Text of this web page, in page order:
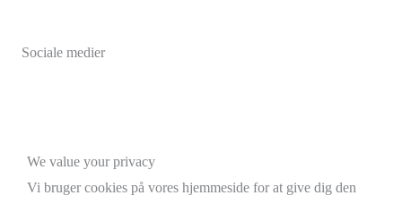
Sociale medier
We value your privacy
Vi bruger cookies på vores hjemmeside for at give dig den